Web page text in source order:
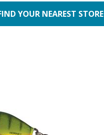
YOUR NEAREST STORE